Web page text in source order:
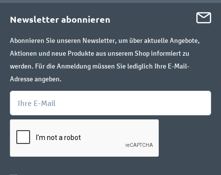
Newsletter abonnieren
Abonnieren Sie unseren Newsletter, um über aktuelle Angebote,
Aktionen und neue Produkte aus unserem Shop informiert zu
werden. Für die Anmeldung müssen Sie lediglich Ihre E-Mail-
Adresse angeben.